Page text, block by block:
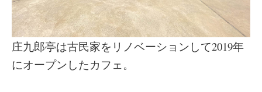
庄九郎亭は古民家をリノベーションして2019年
にオープンしたカフェ。